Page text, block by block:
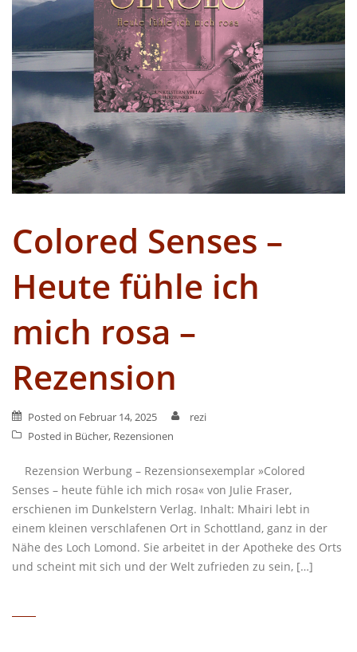
Colored Senses –
Heute fühle ich
mich rosa –
Rezension
Posted on Februar 14, 2025
rezi
Posted in Bücher, Rezensionen
Rezension Werbung – Rezensionsexemplar »Colored
Senses – heute fühle ich mich rosa« von Julie Fraser,
erschienen im Dunkelstern Verlag. Inhalt: Mhairi lebt in
einem kleinen verschlafenen Ort in Schottland, ganz in der
Nähe des Loch Lomond. Sie arbeitet in der Apotheke des Orts
und scheint mit sich und der Welt zufrieden zu sein, […]